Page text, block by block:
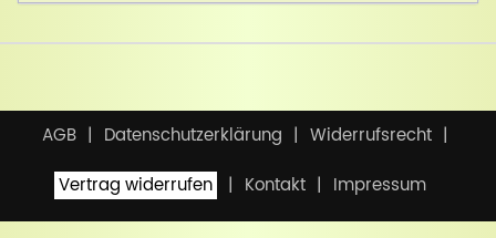
AGB Datenschutzerklärung
Widerrufsrecht
Vertrag widerrufen
Kontakt Impressum